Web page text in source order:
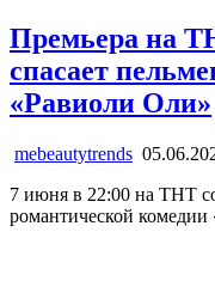
Премьера на
спасает
«Равиоли Оли»
mebeautytrends
7 июня в 22:00 на ТНТ
романтической